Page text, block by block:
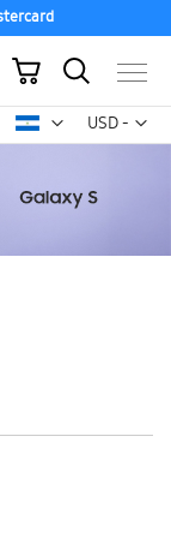
USD -
dólar
Mi carrito